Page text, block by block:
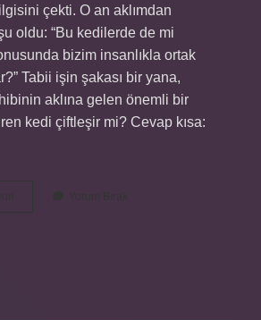
çekti. O an aklımdan
oldu: “Bu kedilerde de mi
bizim insanlıkla ortak
Tabii işin şakası bir yana,
aklına gelen önemli bir
kedi çiftleşir mi? Cevap kısa: